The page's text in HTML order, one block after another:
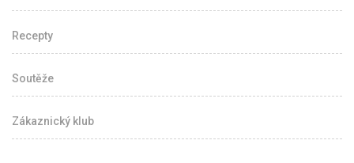
Recepty
Soutěže
Zákaznický klub